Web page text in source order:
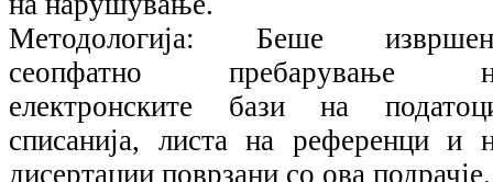
Методологија: Беше
сеопфатно пребарување
електронските бази на
списанија, листа на референци и
дисертации поврзани со ова подрачје.